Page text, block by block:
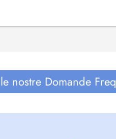
nostre Domande